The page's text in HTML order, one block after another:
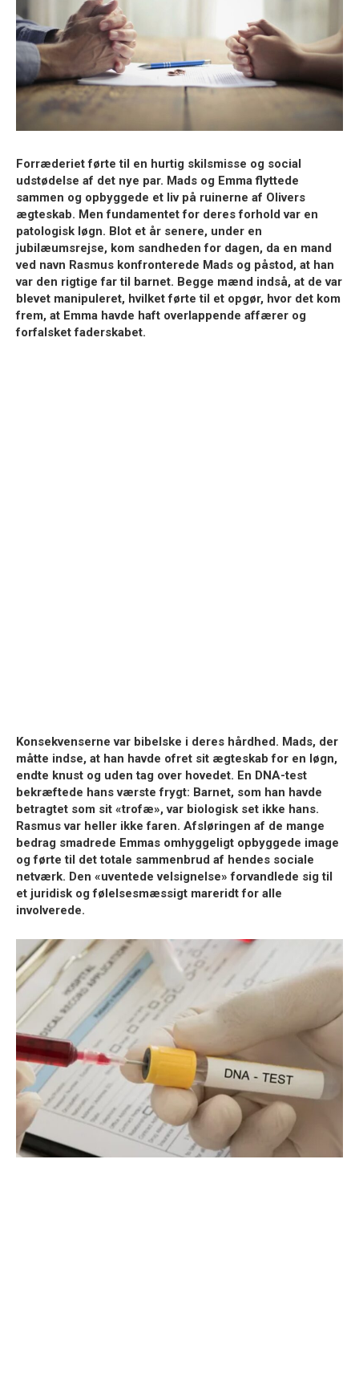
Forræderiet førte til en hurtig skilsmisse og social
udstødelse af det nye par. Mads og Emma flyttede
sammen og opbyggede et liv på ruinerne af Olivers
ægteskab. Men fundamentet for deres forhold var en
patologisk løgn. Blot et år senere, under en
jubilæumsrejse, kom sandheden for dagen, da en mand
ved navn Rasmus konfronterede Mads og påstod, at han
var den rigtige far til barnet. Begge mænd indså, at de var
blevet manipuleret, hvilket førte til et opgør, hvor det kom
frem, at Emma havde haft overlappende affærer og
forfalsket faderskabet.
Konsekvenserne var bibelske i deres hårdhed. Mads, der
måtte indse, at han havde ofret sit ægteskab for en løgn,
endte knust og uden tag over hovedet. En DNA-test
bekræftede hans værste frygt: Barnet, som han havde
betragtet som sit «trofæ», var biologisk set ikke hans.
Rasmus var heller ikke faren. Afsløringen af de mange
bedrag smadrede Emmas omhyggeligt opbyggede image
og førte til det totale sammenbrud af hendes sociale
netværk. Den «uventede velsignelse» forvandlede sig til
et juridisk og følelsesmæssigt mareridt for alle
involverede.